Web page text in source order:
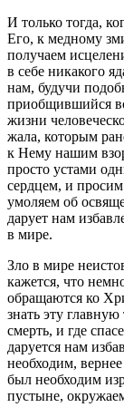
И только тогда,
Его, к медному
получаем
в себе никакого
нам, будучи
приобщившийся
жизни
жала, которым
к Нему нашим
просто устами
сердцем, и
умоляем об
дарует нам
в мире.
Зло в мире
кажется, что
обращаются ко
знать эту
смерть, и где
даруется нам
необходим,
был необходим
пустыне,